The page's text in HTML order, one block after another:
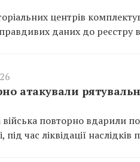
центрів
даних до реєстру
атакували
війська повторно вдарили
час ліквідації наслідків